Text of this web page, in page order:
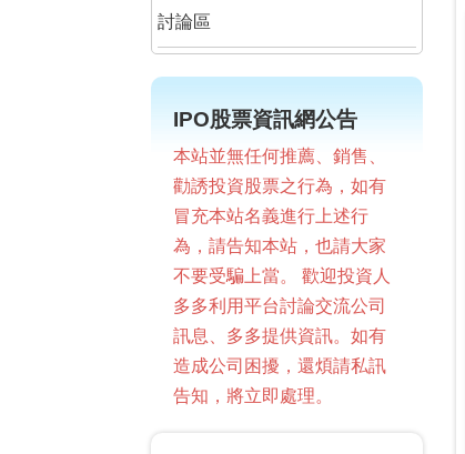
討論區
IPO股票資訊網公告
本站並無任何推薦、銷售、
勸誘投資股票之行為，如有
冒充本站名義進行上述行
為，請告知本站，也請大家
不要受騙上當。 歡迎投資人
多多利用平台討論交流公司
訊息、多多提供資訊。如有
造成公司困擾，還煩請私訊
告知，將立即處理。